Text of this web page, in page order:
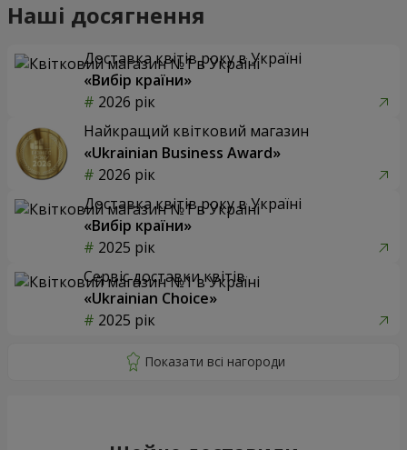
Наші досягнення
Доставка квітів року в Україні
«Вибір країни»
2026 рік
Найкращий квітковий магазин
«Ukrainian Business Award»
2026 рік
Доставка квітів року в Україні
«Вибір країни»
2025 рік
Сервіс доставки квітів
«Ukrainian Choice»
2025 рік